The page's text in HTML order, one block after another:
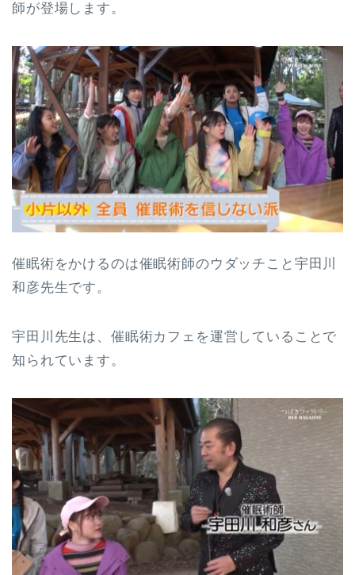
師が登場します。
催眠術をかけるのは催眠術師のウダッチこと宇田川
和彦先生です。
宇田川先生は、催眠術カフェを運営していることで
知られています。